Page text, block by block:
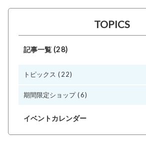
TOPICS
記事一覧 (28)
トピックス (22)
期間限定ショップ(6)
イベントカレンダー